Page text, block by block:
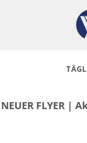
NEUER FLYER